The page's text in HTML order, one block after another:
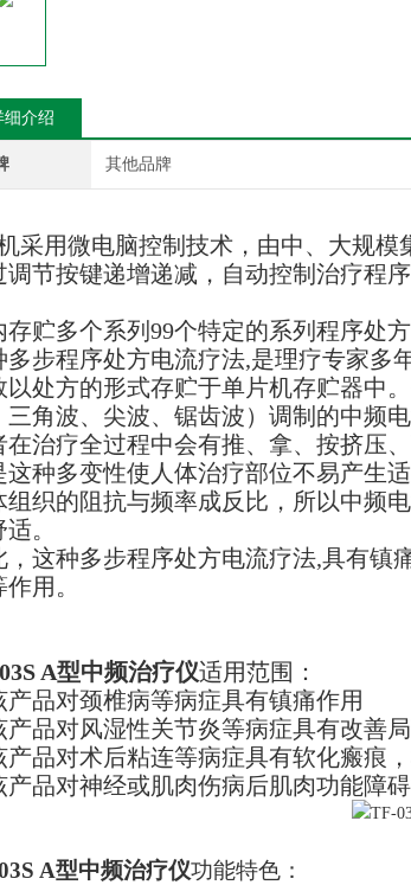
细介绍
其他品牌
采用微电脑控制技术，由中、大规
调节按键递增递减，自动控制治疗程
存贮多个系列99个特定的系列程序处
多步程序处方电流疗法,是理疗专家多
以处方的形式存贮于单片机存贮器中
三角波、尖波、锯齿波）调制的中频
在治疗全过程中会有推、拿、按挤压
这种多变性使人体治疗部位不易产生
组织的阻抗与频率成反比，所以中频
。
，这种多步程序处方电流疗法,具有镇
用。
A型中频治疗仪适用范围：
品对颈椎病等病症具有镇痛作用
品对风湿性关节炎等病症具有改善
品对术后粘连等病症具有软化瘢痕，
品对神经或肌肉伤病后肌肉功能障
A型中频治疗仪功能特色：